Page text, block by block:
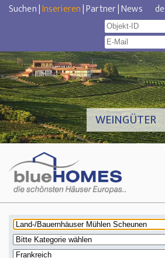
Suchen|Inserieren|Partner|News de
WEINGÜTER